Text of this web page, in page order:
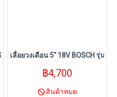
รุ่น GBL 18V-750+Starter Kit
เลื่อยวงเดือน 5" 18V BOSCH รุ่น
฿4,700
สินค้าหมด